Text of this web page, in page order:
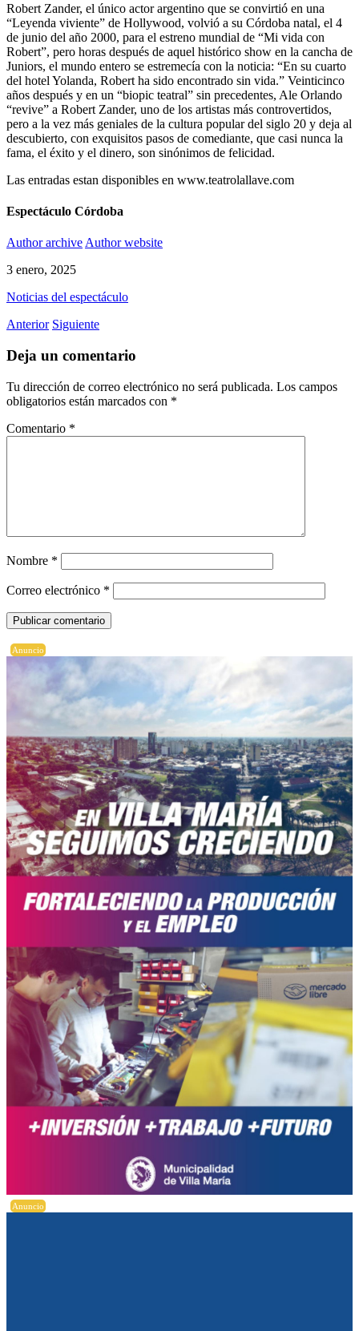
Robert Zander, el único actor argentino que se convirtió en una
“Leyenda viviente” de Hollywood, volvió a su Córdoba natal, el 4
de junio del año 2000, para el estreno mundial de “Mi vida con
Robert”, pero horas después de aquel histórico show en la cancha de
Juniors, el mundo entero se estremecía con la noticia: “En su cuarto
del hotel Yolanda, Robert ha sido encontrado sin vida.” Veinticinco
años después y en un “biopic teatral” sin precedentes, Ale Orlando
“revive” a Robert Zander, uno de los artistas más controvertidos,
pero a la vez más geniales de la cultura popular del siglo 20 y deja al
descubierto, con exquisitos pasos de comediante, que casi nunca la
fama, el éxito y el dinero, son sinónimos de felicidad.
Las entradas estan disponibles en www.teatrolallave.com
Espectáculo Córdoba
Author archiveAuthor website
3 enero, 2025
Noticias del espectáculo
Anterior Siguiente
Deja un comentario
Tu dirección de correo electrónico no será publicada. Los campos
obligatorios están marcados con *
Comentario *
Nombre *
Correo electrónico *
Anuncio
Anuncio